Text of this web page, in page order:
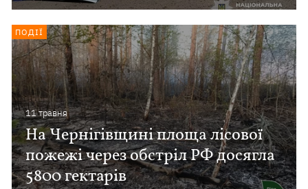
11 травня
На Чернігівщині площа лісової
пожежі через обстріл РФ досягла
5800 гектарів
ПОДІЇ